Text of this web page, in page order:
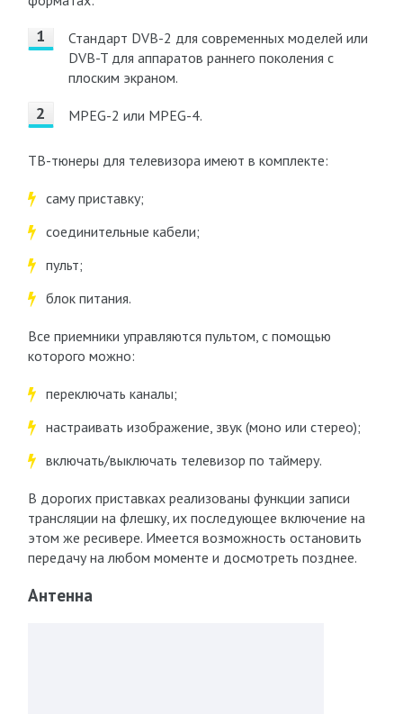
Стандарт DVB-2 для современных моделей или
DVB-T для аппаратов раннего поколения с
плоским экраном.
MPEG-2 или MPEG-4.
ТВ-тюнеры для телевизора имеют в комплекте:
саму приставку;
соединительные кабели;
пульт;
блок питания.
Все приемники управляются пультом, с помощью
которого можно:
переключать каналы;
настраивать изображение, звук (моно или стерео);
включать/выключать телевизор по таймеру.
В дорогих приставках реализованы функции записи
трансляции на флешку, их последующее включение на
этом же ресивере. Имеется возможность остановить
передачу на любом моменте и досмотреть позднее.
Антенна